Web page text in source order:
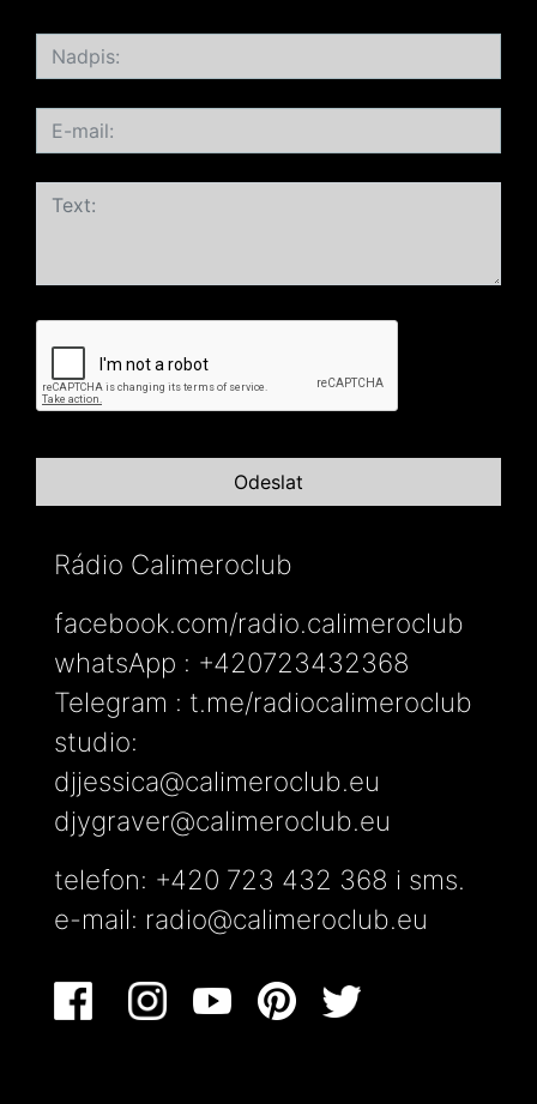
Rádio Calimeroclub
facebook.com/radio.calimeroclub
whatsApp : +420723432368
Telegram : t.me/radiocalimeroclub
studio:
djjessica@calimeroclub.eu
djygraver@calimeroclub.eu
telefon: +420 723 432 368 i sms.
e-mail: radio@calimeroclub.eu